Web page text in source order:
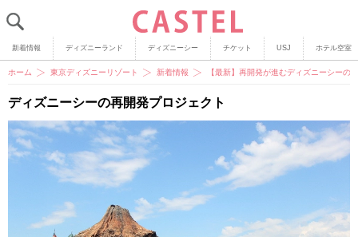
新着情報 ディズニーランド ディズニーシー チケット USJ ホテル空室
ホーム 東京ディズニーリゾート 新着情報 【最新】再開発が進むディズニーシーの
ディズニーシーの再開発プロジェクト